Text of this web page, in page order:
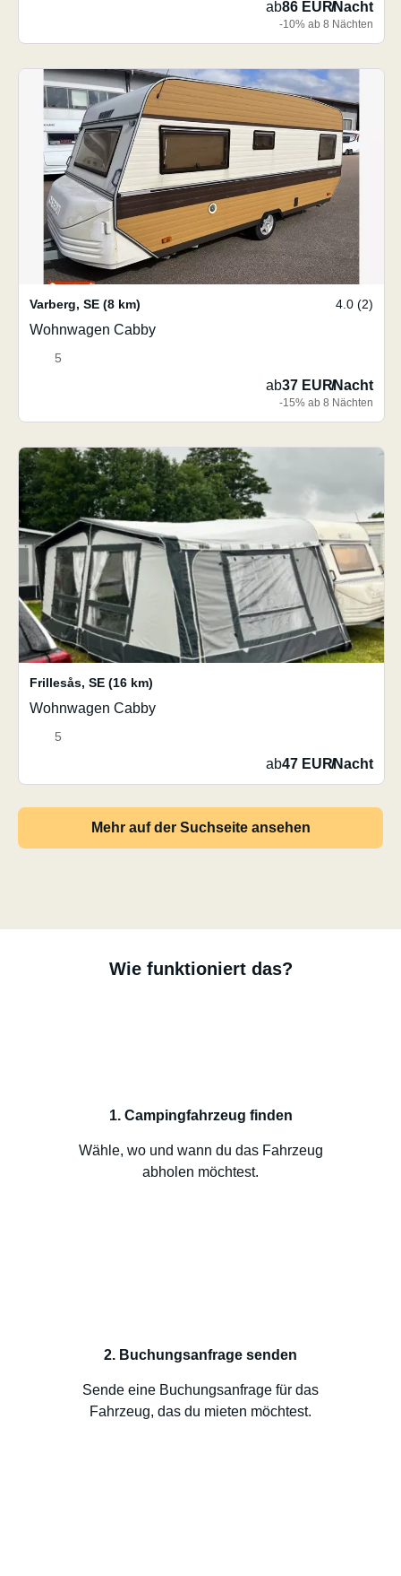
ab86 EUR/Nacht
-10% ab 8 Nächten
Varberg, SE (8 km) 4.0 (2)
Wohnwagen Cabby
5
ab37 EUR/Nacht
-15% ab 8 Nächten
Frillesås, SE (16 km)
Wohnwagen Cabby
5
ab47 EUR/Nacht
Mehr auf der Suchseite ansehen
Wie funktioniert das?
1. Campingfahrzeug finden
Wähle, wo und wann du das Fahrzeug
abholen möchtest.
2. Buchungsanfrage senden
Sende eine Buchungsanfrage für das
Fahrzeug, das du mieten möchtest.